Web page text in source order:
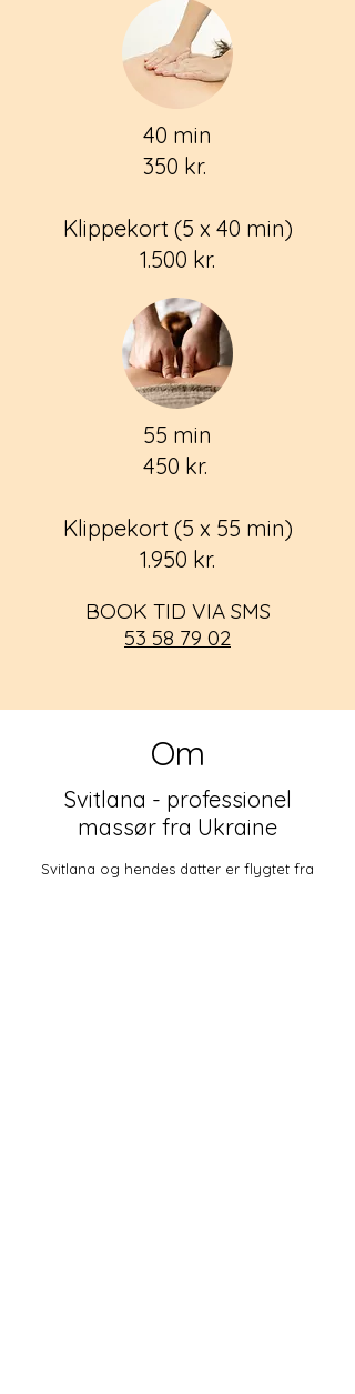
40 min
350 kr.
Klippekort (5 x 40 min)
1.500 kr.
55 min
450 kr.
Klippekort (5 x 55 min)
1.950 kr.
BOOK TID VIA SMS
53 58 79 02
Om
Svitlana - professionel
massør fra Ukraine
Svitlana og hendes datter er flygtet fra